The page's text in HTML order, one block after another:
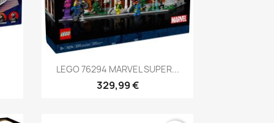
Anteprima
LEGO 76294 MARVEL SUPER...
329,99 €